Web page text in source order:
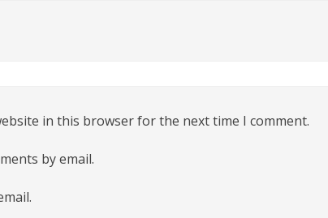
in this browser for the next time I comment.
by email.